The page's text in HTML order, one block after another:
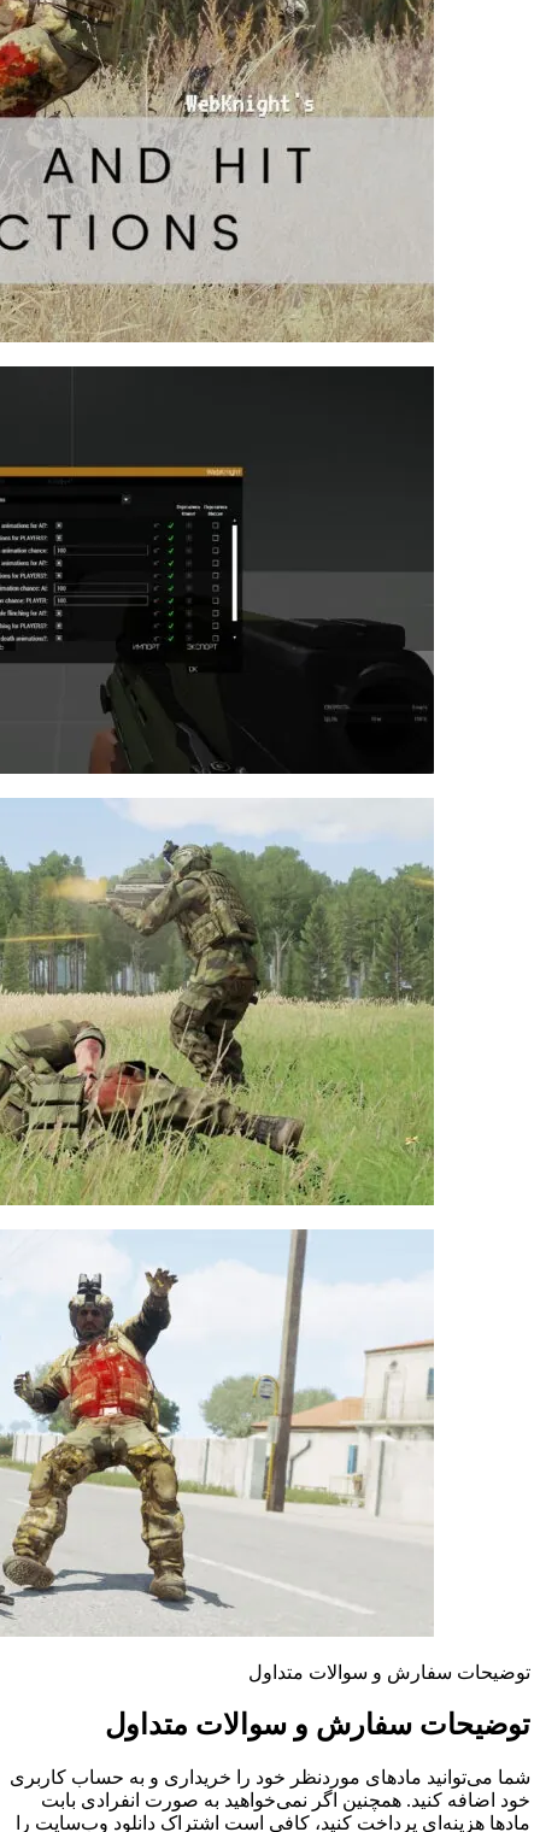
توضیحات سفارش و سوالات متداول
توضیحات سفارش و سوالات متداول
شما می‌توانید مادهای موردنظر خود را خریداری و به حساب کاربری
خود اضافه کنید. همچنین اگر نمی‌خواهید به صورت انفرادی بابت
مادها هزینه‌ای پرداخت کنید، کافی است اشتراک دانلود وب‌سایت را